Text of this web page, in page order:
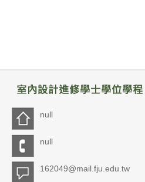
null
null
162049@mail.fju.edu.tw